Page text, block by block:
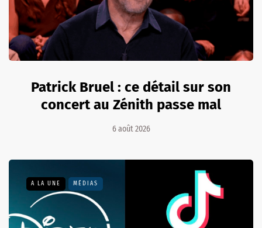
Patrick Bruel : ce détail sur son
concert au Zénith passe mal
6 août 2026
A LA UNE MÉDIAS